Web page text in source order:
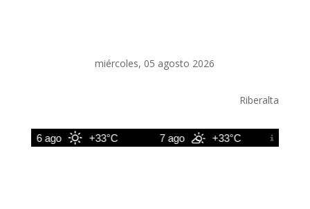
miércoles, 05 agosto 2026
Riberalta
6 ago +33°C 7 ago +33°C 8 ago